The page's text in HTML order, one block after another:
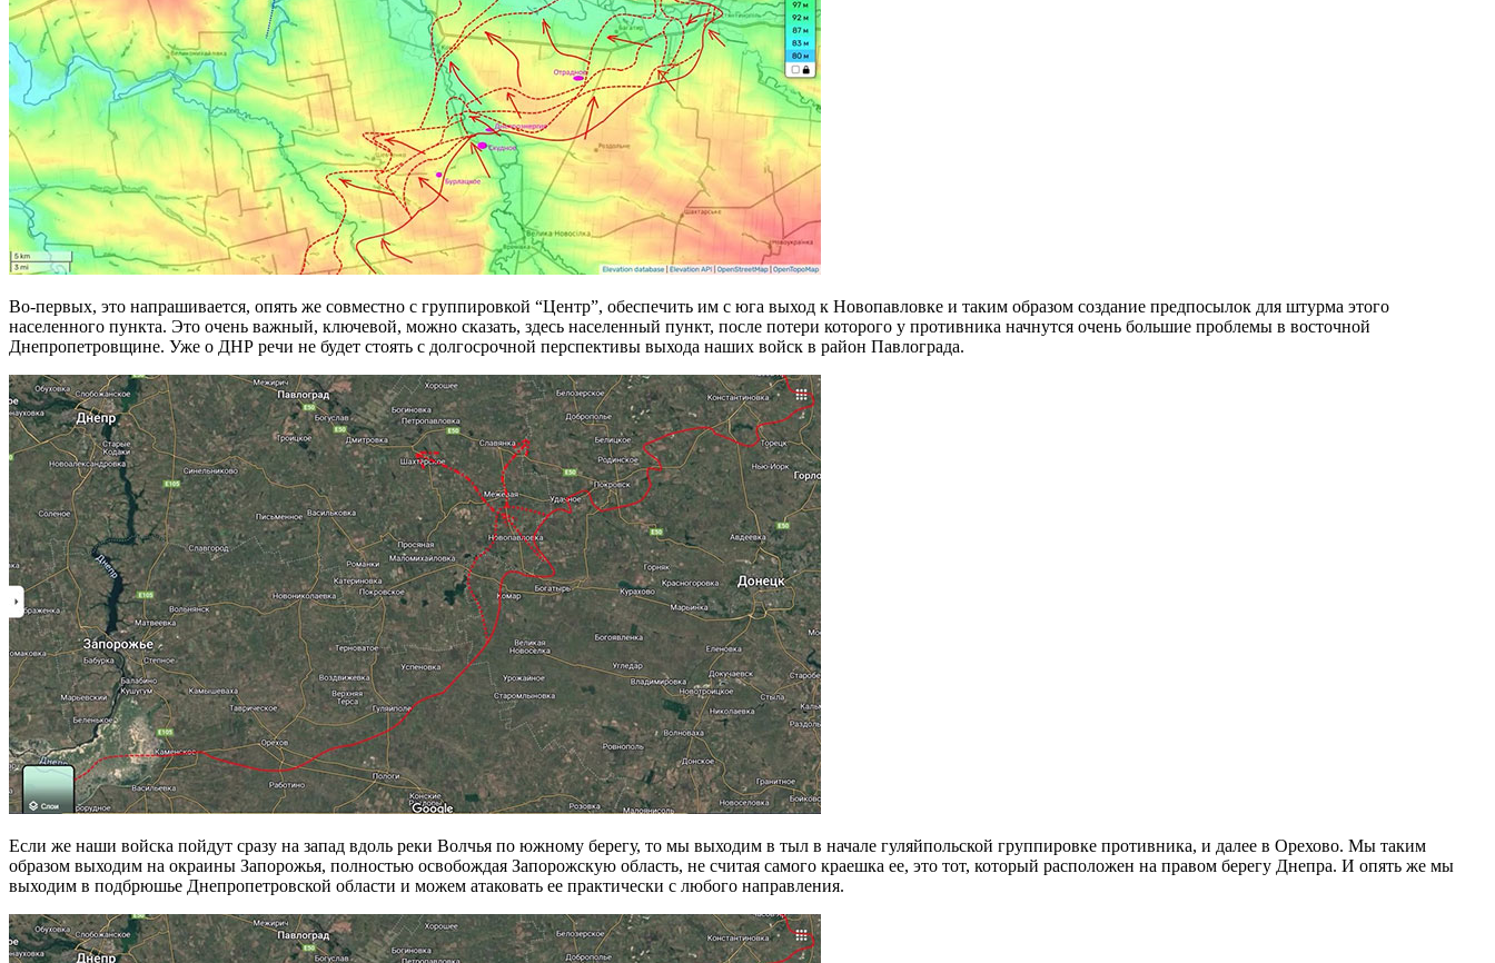
Во-первых, это напрашивается, опять же совместно с группировкой “Центр”, обеспечить им с юга выход к Новопавловке и таким образом создание предпосылок для штурма этого
населенного пункта. Это очень важный, ключевой, можно сказать, здесь населенный пункт, после потери которого у противника начнутся очень большие проблемы в восточной
Днепропетровщине. Уже о ДНР речи не будет стоять с долгосрочной перспективы выхода наших войск в район Павлограда.
Если же наши войска пойдут сразу на запад вдоль реки Волчья по южному берегу, то мы выходим в тыл в начале гуляйпольской группировке противника, и далее в Орехово. Мы таким
образом выходим на окраины Запорожья, полностью освобождая Запорожскую область, не считая самого краешка ее, это тот, который расположен на правом берегу Днепра. И опять же мы
выходим в подбрюшье Днепропетровской области и можем атаковать ее практически с любого направления.